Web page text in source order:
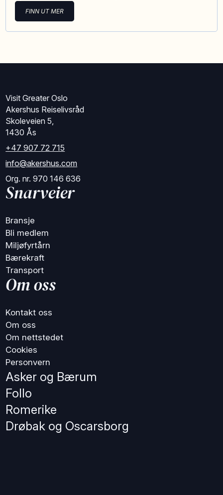
FINN UT MER
Visit Greater Oslo
Akershus Reiselivsråd
Skoleveien 5,
1430 Ås
+47 907 72 715
info@akershus.com
Org. nr. 970 146 636
Snarveier
Bransje
Bli medlem
Miljøfyrtårn
Bærekraft
Transport
Om oss
Kontakt oss
Om oss
Om nettstedet
Cookies
Personvern
Asker og Bærum
Follo
Romerike
Drøbak og Oscarsborg